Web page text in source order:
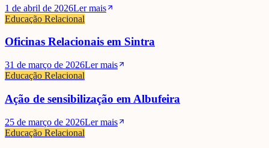
Maria João Valente Rosa
1 de abril de 2026Ler mais
Educação Relacional
Oficinas Relacionais em Sintra
31 de março de 2026Ler mais
Educação Relacional
Ação de sensibilização em Albufeira
25 de março de 2026Ler mais
Educação Relacional